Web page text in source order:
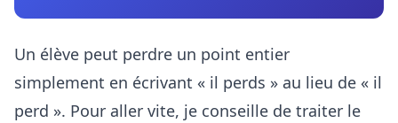
Un élève peut perdre un point entier
simplement en écrivant « il perds » au lieu de « il
perd ». Pour aller vite, je conseille de traiter le